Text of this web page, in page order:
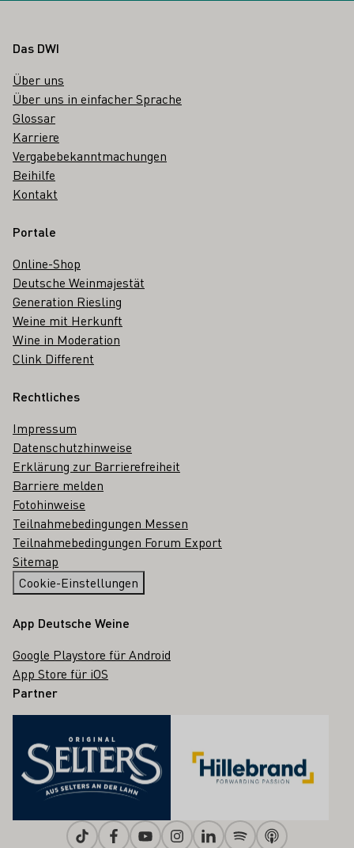
Fußbereich
Das DWI
Über uns
Über uns in einfacher Sprache
Glossar
Karriere
Vergabebekanntmachungen
Beihilfe
Kontakt
Portale
Online-Shop
Deutsche Weinmajestät
Generation Riesling
Weine mit Herkunft
Wine in Moderation
Clink Different
Rechtliches
Impressum
Datenschutzhinweise
Erklärung zur Barrierefreiheit
Barriere melden
Fotohinweise
Teilnahmebedingungen Messen
Teilnahmebedingungen Forum Export
Sitemap
Cookie-Einstellungen
App Deutsche Weine
Google Playstore für Android
App Store für iOS
Partner
TiktokFacebookYoutubeInstagramLinkedinSpotifyApple